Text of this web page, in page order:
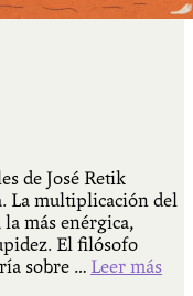
de José Retik
La multiplicación del
más enérgica,
El filósofo
sobre … Leer más